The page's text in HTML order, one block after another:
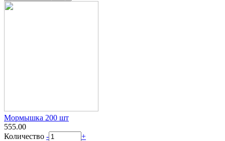
Мормышка 200 шт
555.00
Количество - +